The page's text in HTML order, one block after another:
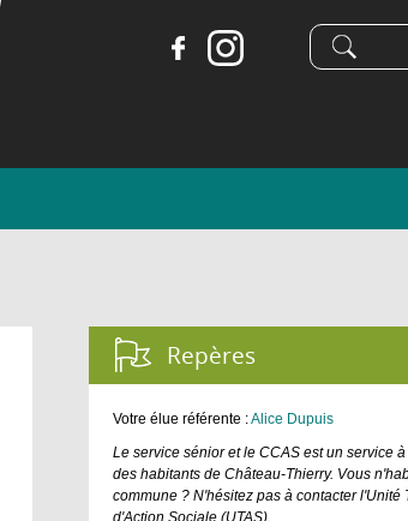
de
Repères :
Votre élue référente :Alice Dupuis
Le service sénior et le CCAS est un service
des habitants de Château-Thierry. Vous
commune ? N'hésitez pas à contacter l'Unité
d'Action Sociale (UTAS).